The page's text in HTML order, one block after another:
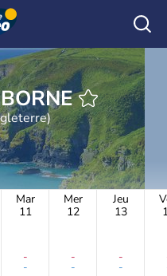
Mar
11
-
-
Mer
12
-
-
Jeu
13
-
-